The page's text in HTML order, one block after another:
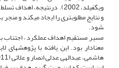
ویگفیلد، 2002). درنتیجه،
و نتایج مطلوب­تری را ایجاد می­کند و
شود.
مسیر مستقیم اهداف عملکرد – اجتناب
معنا­دار بود. این یافته با پژوهش­های